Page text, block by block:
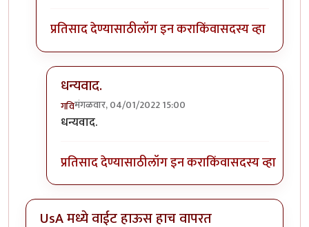
प्रतिसाद देण्यासाठीलॉग इन कराकिंवासदस्य व्हा
धन्यवाद.
गविमंगळवार, 04/01/2022 15:00
In reply to
धन्यवाद.
प्रतिसाद देण्यासाठीलॉग इन कराकिंवासदस्य व्हा
UsA मध्ये वाईट हाऊस हाच वापरत